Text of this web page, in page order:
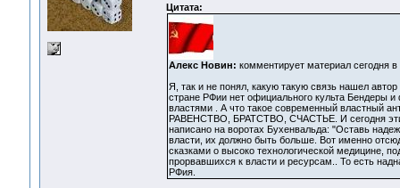
Цитата:
Алекс Новин: комментирует материал сегодня в
Я, так и не понял, какую такую связь нашел
стране РФии нет официального культа Бендеры
властями . А что такое современный властный
РАВЕНСТВО, БРАТСТВО, СЧАСТЬЕ. И сегодня эти
написано на воротах Бухенвальда: "Оставь
власти, их должно быть больше. Вот именно
сказками о высоко технологической медицине,
прорвавшихся к власти и ресурсам.. То есть
РФия.